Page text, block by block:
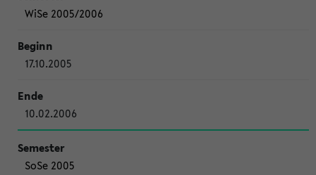
WiSe 2005/2006
17.10.2005
10.02.2006
SoSe 2005